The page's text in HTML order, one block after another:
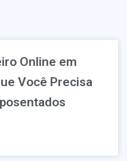
Online em
Você Precisa